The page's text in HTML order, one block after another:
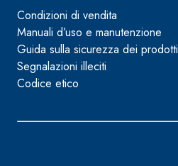
Condizioni di vendita
Manuali d’uso e manutenzione
Guida sulla sicurezza dei prodotti
Segnalazioni illeciti
Codice etico